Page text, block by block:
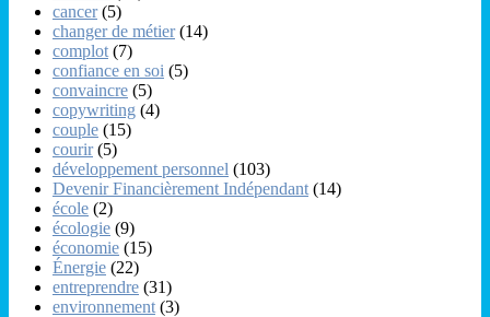
cancer(5)
changer de métier(14)
complot (7)
confiance en soi (5)
convaincre (5)
copywriting (4)
couple (15)
courir(5)
développement personnel (103)
Devenir Financièrement Indépendant (14)
école (2)
écologie (9)
économie (15)
Énergie (22)
entreprendre (31)
environnement (3)